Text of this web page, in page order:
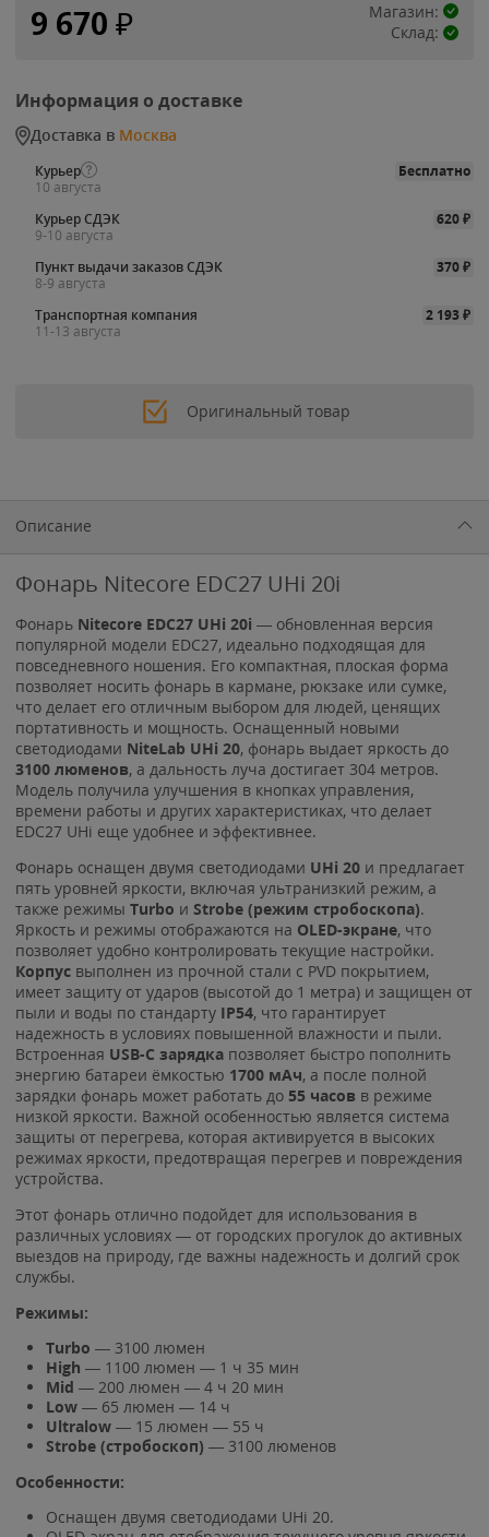
9 670 ₽
Магазин:
Склад:
Информация о доставке
Доставка в Москва
Курьер
Бесплатно
10 августа
Курьер СДЭК
620₽
9-10 августа
Пункт выдачи заказов СДЭК
370₽
8-9 августа
Транспортная компания
2 193₽
11-13 августа
Оригинальный товар
Описание
Фонарь Nitecore EDC27 UHi 20i
Фонарь Nitecore EDC27 UHi 20i — обновленная версия
популярной модели EDC27, идеально подходящая для
повседневного ношения. Его компактная, плоская форма
позволяет носить фонарь в кармане, рюкзаке или сумке,
что делает его отличным выбором для людей, ценящих
портативность и мощность. Оснащенный новыми
светодиодами NiteLab UHi 20, фонарь выдает яркость до
3100 люменов, а дальность луча достигает 304 метров.
Модель получила улучшения в кнопках управления,
времени работы и других характеристиках, что делает
EDC27 UHi еще удобнее и эффективнее.
Фонарь оснащен двумя светодиодами UHi 20 и предлагает
пять уровней яркости, включая ультранизкий режим, а
также режимы Turbo и Strobe (режим стробоскопа).
Яркость и режимы отображаются на OLED-экране, что
позволяет удобно контролировать текущие настройки.
Корпус выполнен из прочной стали с PVD покрытием,
имеет защиту от ударов (высотой до 1 метра) и защищен от
пыли и воды по стандарту IP54, что гарантирует
надежность в условиях повышенной влажности и пыли.
Встроенная USB-C зарядка позволяет быстро пополнить
энергию батареи ёмкостью 1700 мАч, а после полной
зарядки фонарь может работать до 55 часов в режиме
низкой яркости. Важной особенностью является система
защиты от перегрева, которая активируется в высоких
режимах яркости, предотвращая перегрев и повреждения
устройства.
Этот фонарь отлично подойдет для использования в
различных условиях — от городских прогулок до активных
выездов на природу, где важны надежность и долгий срок
службы.
Режимы:
Turbo — 3100 люмен
High — 1100 люмен — 1 ч 35 мин
Mid — 200 люмен — 4 ч 20 мин
Low — 65 люмен — 14 ч
Ultralow — 15 люмен — 55 ч
Strobe (стробоскоп) — 3100 люменов
Особенности:
Оснащен двумя светодиодами UHi 20.